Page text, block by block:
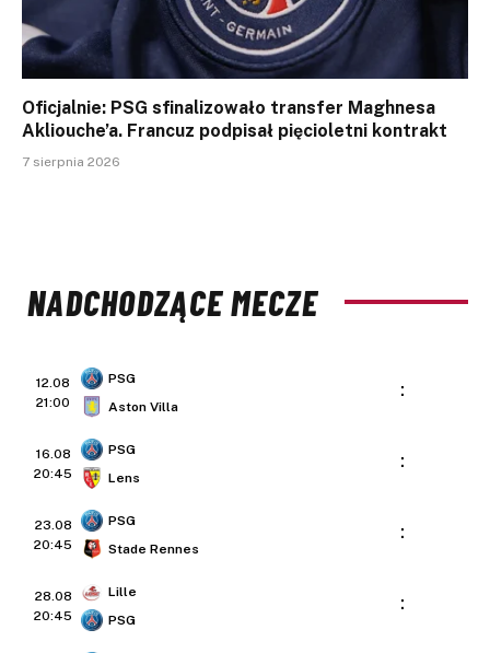
Oficjalnie: PSG sfinalizowało transfer Maghnesa
Akliouche’a. Francuz podpisał pięcioletni kontrakt
7 sierpnia 2026
NADCHODZĄCE MECZE
12.08
21:00
PSG
Aston Villa
:
16.08
20:45
PSG
Lens
:
23.08
20:45
PSG
Stade Rennes
:
28.08
20:45
Lille
PSG
: